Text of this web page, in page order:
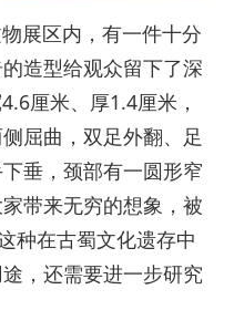
展区内，有一件十分
造型给观众留下了深
厘米、厚1.4厘米，
屈曲，双足外翻、足
垂，颈部有一圆形窄
带来无穷的想象，被
种在古蜀文化遗存中
，还需要进一步研究